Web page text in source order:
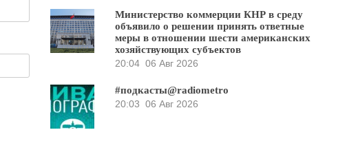
Министерство коммерции КНР в среду
объявило о решении принять ответные
меры в отношении шести американских
хозяйствующих субъектов
20:04 06 Авг 2026
#подкасты@radiometro
20:03 06 Авг 2026